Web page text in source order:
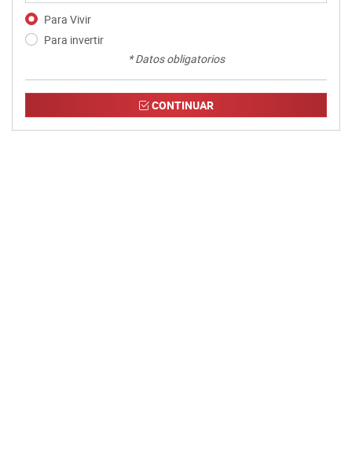
Para Vivir
Para invertir
* Datos obligatorios
CONTINUAR